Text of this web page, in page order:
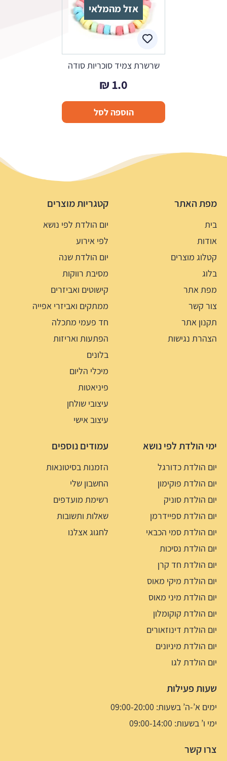
אזל מהמלאי
שרשרת צמיד סוכריות סודה
1.0
₪
הוספה לסל
מפת האתר
בית
אודות
קטלוג מוצרים
בלוג
מפת אתר
צור קשר
תקנון אתר
הצהרת נגישות
קטגריות מוצרים
יום הולדת לפי נושא
לפי אירוע
יום הולדת שנה
מסיבת רווקות
קישוטים ואביזרים
ממתקים ואביזרי אפייה
חד פעמי מתכלה
הפתעות ואריזות
בלונים
מיכלי הליום
פיניאטות
עיצובי שולחן
עיצוב אישי
ימי הולדת לפי נושא
יום הולדת כדורגל
יום הולדת פוקימון
יום הולדת סוניק
יום הולדת ספיידרמן
יום הולדת סמי הכבאי
יום הולדת נסיכות
יום הולדת חד קרן
יום הולדת מיקי מאוס
יום הולדת מיני מאוס
יום הולדת קוקומלון
יום הולדת דינוזאורים
יום הולדת מיניונים
יום הולדת לגו
עמודים נוספים
הזמנות בסיטונאות
החשבון שלי
רשימת מועדפים
שאלות ותשובות
לחגוג אצלנו
שעות פעילות
ימים א’-ה’ בשעות: 09:00-20:00
ימי ו’ בשעות: 09:00-14:00
צרו קשר